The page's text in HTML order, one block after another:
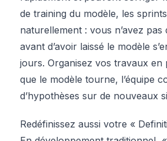
de training du modèle, les
naturellement : vous n’avez pas
avant d’avoir laissé le modèle
jours. Organisez vos travaux en
que le modèle tourne, l’équipe
d’hypothèses sur de nouveaux
Redéfinissez aussi votre «